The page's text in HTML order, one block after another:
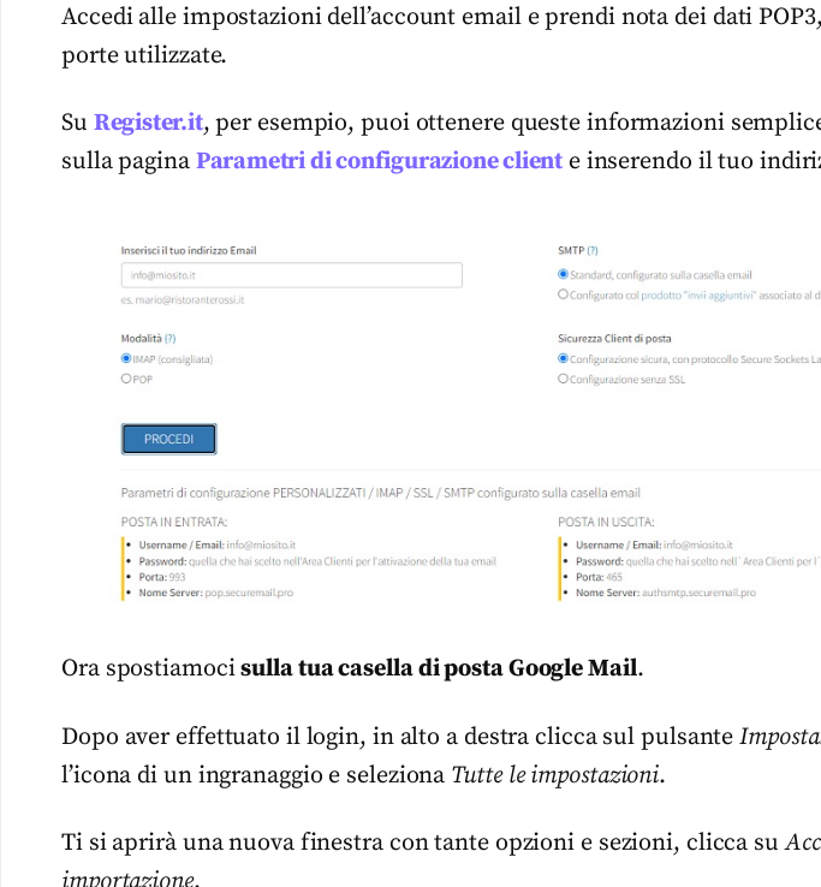
Accedi alle impostazioni dell’account email e prendi nota dei dati
porte utilizzate.
Su Register.it, per esempio, puoi ottenere queste informazioni
sulla pagina Parametri di configurazione cliente inserendo il tuo
Ora spostiamocisulla tua casella di posta Google Mail.
Dopo aver effettuato il login, in alto a destra clicca sul pulsante
l’icona di un ingranaggio e seleziona Tutte le impostazioni.
Ti si aprirà una nuova finestra con tante opzioni e sezioni, clicca su